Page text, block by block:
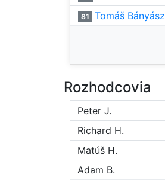
81 Tomáš Bányász
Rozhodcovia
Peter J.
Richard H.
Matúš H.
Adam B.